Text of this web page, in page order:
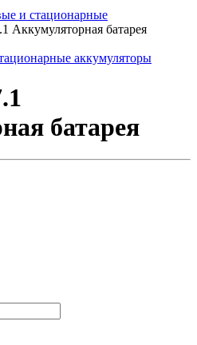
и стационарные
Аккумуляторная батарея
аккумуляторы
батарея